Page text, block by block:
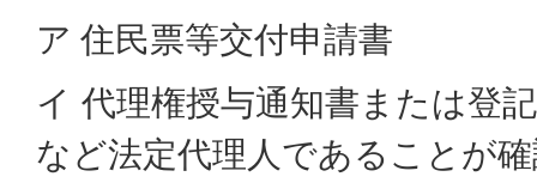
ア 住民票等交付申請書
イ 代理権授与通知書または登
など法定代理人であることが